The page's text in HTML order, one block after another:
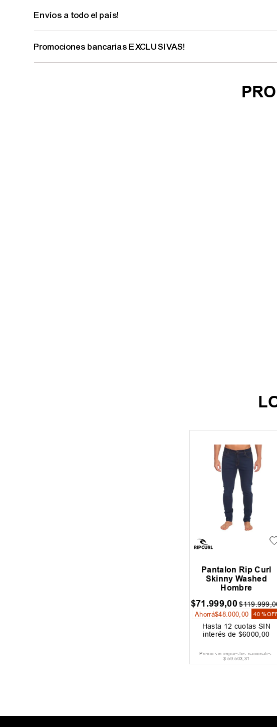
Envíos a todo el país!
Promociones bancarias EXCLUSIVAS!
Pantalon Rip Curl
Skinny Washed
Hombre
$71 .999,00 $119.999,
Ahorrá$48 .000 00 40 %
Hasta 12 cuotas SIN
interés de $6000 00
Precio sin impuestos nacionales:
$ 59.503,31